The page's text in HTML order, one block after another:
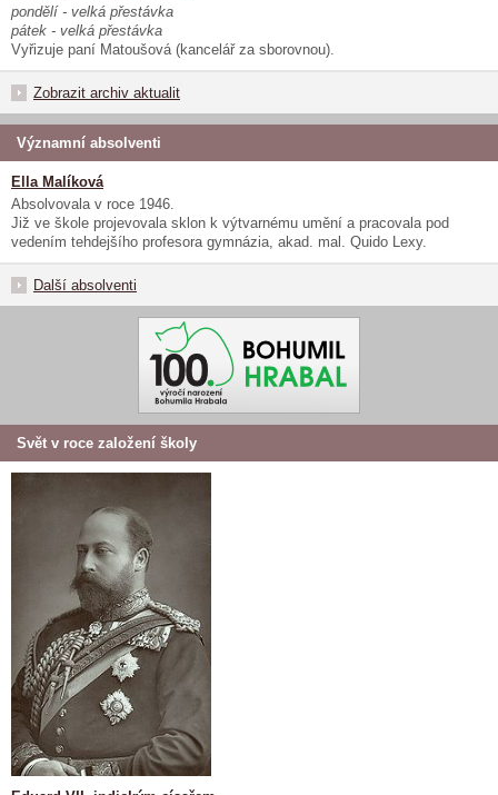
pondělí - velká přestávka
pátek - velká přestávka
Vyřizuje paní Matoušová (kancelář za sborovnou).
Zobrazit archiv aktualit
Významní absolventi
Ella Malíková
Absolvovala v roce 1946.
Již ve škole projevovala sklon k výtvarnému umění a pracovala pod
vedením tehdejšího profesora gymnázia, akad. mal. Quido Lexy.
Další absolventi
Svět v roce založení školy